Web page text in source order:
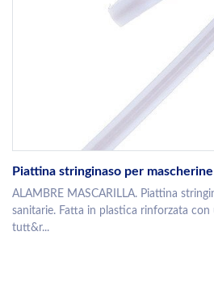
Piattina stringinaso per
ALAMBRE MASCARILLA. Piattina
sanitarie. Fatta in plastica rinforzata con
tutt&r...